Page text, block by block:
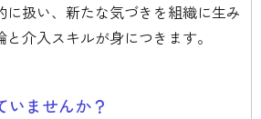
扱い、新たな気づきを組織に生み
介入スキルが身につきます。
いませんか？